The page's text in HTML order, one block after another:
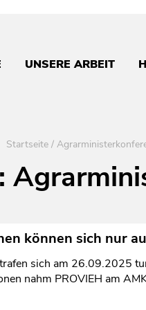
UNSERE ARBEIT
Startseite /
können sich nur
sich am 26.09.2025
nahm PROVIEH am